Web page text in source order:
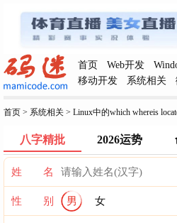
首页 Web开发
移动开发
系统相关
首页 > 系统相关 > Linux中的which whereis
八字精批 2026运势
姓 名
性 别 男 女